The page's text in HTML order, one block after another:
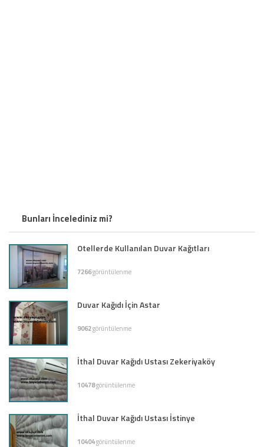
Bunları İncelediniz mi?
Otellerde Kullanılan Duvar Kağıtları
7266görüntülenme
Duvar Kağıdı İçin Astar
9062görüntülenme
İthal Duvar Kağıdı Ustası Zekeriyaköy
10478görüntülenme
İthal Duvar Kağıdı Ustası İstinye
10404görüntülenme